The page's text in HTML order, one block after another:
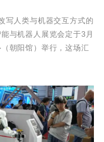
写人类与机器交互方式的
与机器人展览会定于3月
朝阳馆）举行，这场汇